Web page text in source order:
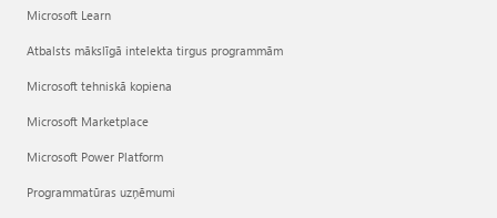
Microsoft Learn
Atbalsts mākslīgā intelekta tirgus programmām
Microsoft tehniskā kopiena
Microsoft Marketplace
Microsoft Power Platform
Programmatūras uzņēmumi